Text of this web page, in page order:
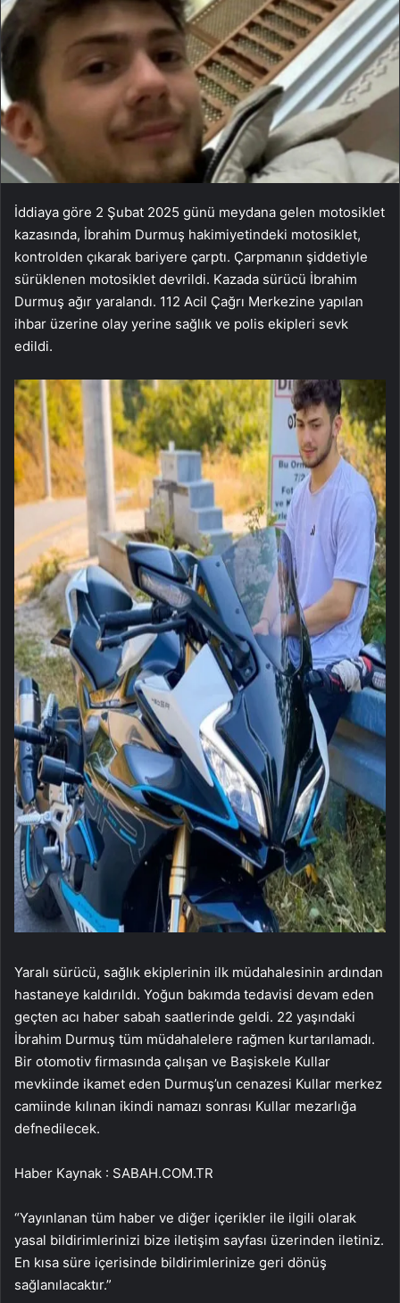
İddiaya göre 2 Şubat 2025 günü meydana gelen motosiklet
kazasında, İbrahim Durmuş hakimiyetindeki motosiklet,
kontrolden çıkarak bariyere çarptı. Çarpmanın şiddetiyle
sürüklenen motosiklet devrildi. Kazada sürücü İbrahim
Durmuş ağır yaralandı. 112 Acil Çağrı Merkezine yapılan
ihbar üzerine olay yerine sağlık ve polis ekipleri sevk
edildi.
Yaralı sürücü, sağlık ekiplerinin ilk müdahalesinin ardından
hastaneye kaldırıldı. Yoğun bakımda tedavisi devam eden
geçten acı haber sabah saatlerinde geldi. 22 yaşındaki
İbrahim Durmuş tüm müdahalelere rağmen kurtarılamadı.
Bir otomotiv firmasında çalışan ve Başiskele Kullar
mevkiinde ikamet eden Durmuş’un cenazesi Kullar merkez
camiinde kılınan ikindi namazı sonrası Kullar mezarlığa
defnedilecek.
Haber Kaynak : SABAH.COM.TR
“Yayınlanan tüm haber ve diğer içerikler ile ilgili olarak
yasal bildirimlerinizi bize iletişim sayfası üzerinden iletiniz.
En kısa süre içerisinde bildirimlerinize geri dönüş
sağlanılacaktır.”